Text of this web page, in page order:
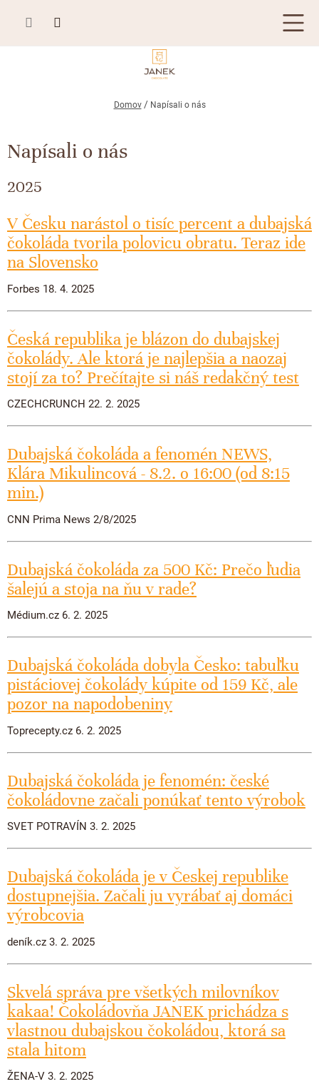
TABUĽKOVÁ ČOKOLÁDA
Mliečna čokoláda
Horká čokoláda
Bean to bar čokoláda
Čokoláda Passion
Lámaná čokoláda
Bonboniéry
Kusové pralinky a hľuzovky
ČOKOLÁDOVÉ ŠPECIALITY
Čokoládové lízanky
Čokoládové srdiečka
Čokoládové figúrky
Čokoládové krémy
Čokoládové náradie
Obalené v čokoláde
Raňajkové kaše
Káva - Coffeespot
Orechy a ovocie
Doplnkový predaj
ZÁKAZKOVÁ VÝROBA
PRÍLEŽITOSTI
Letné darčeky
Svadobné čokolády
Narodeniny
Valentínske čokolády
Vianočné čokolády
Späť do školy
Exkluzívne (limitované) spolupráce
KAKAOVÉ VÝROBKY
Kakaové bôby
Kakaová hmota
Čokoládové nápoje
Kakaové šupky
Čokoláda na ďalšie spracovanie
Prihlásenie
Domov Napísali o nás
Napísali o nás
2025
V Česku narástol o tisíc percent a dubajská
čokoláda tvorila polovicu obratu. Teraz ide
na Slovensko
Forbes 18. 4. 2025
Česká republika je blázon do dubajskej
čokolády. Ale ktorá je najlepšia a naozaj
stojí za to? Prečítajte si náš redakčný test
CZECHCRUNCH 22. 2. 2025
Dubajská čokoláda a fenomén NEWS,
Klára Mikulincová - 8.2. o 16:00 (od 8:15
min.)
CNN Prima News 2/8/2025
Dubajská čokoláda za 500 Kč: Prečo ľudia
šalejú a stoja na ňu v rade?
Médium.cz 6. 2. 2025
Dubajská čokoláda dobyla Česko: tabuľku
pistáciovej čokolády kúpite od 159 Kč, ale
pozor na napodobeniny
Toprecepty.cz 6. 2. 2025
Dubajská čokoláda je fenomén: české
čokoládovne začali ponúkať tento výrobok
SVET POTRAVÍN 3. 2. 2025
Dubajská čokoláda je v Českej republike
dostupnejšia. Začali ju vyrábať aj domáci
výrobcovia
deník.cz 3. 2. 2025
Skvelá správa pre všetkých milovníkov
kakaa! Čokoládovňa JANEK prichádza s
vlastnou dubajskou čokoládou, ktorá sa
stala hitom
ŽENA-V 3. 2. 2025